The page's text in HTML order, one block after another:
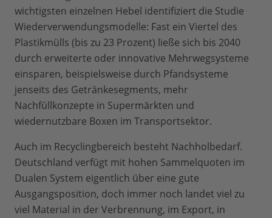
wichtigsten einzelnen Hebel identifiziert die Studie
Wiederverwendungsmodelle: Fast ein Viertel des
Plastikmülls (bis zu 23 Prozent) ließe sich bis 2040
durch erweiterte oder innovative Mehrwegsysteme
einsparen, beispielsweise durch Pfandsysteme
jenseits des Getränkesegments, mehr
Nachfüllkonzepte in Supermärkten und
wiedernutzbare Boxen im Transportsektor.
Auch im Recyclingbereich besteht Nachholbedarf.
Deutschland verfügt mit hohen Sammelquoten im
Dualen System eigentlich über eine gute
Ausgangsposition, doch immer noch landet viel zu
viel Material in der Verbrennung, im Export, in